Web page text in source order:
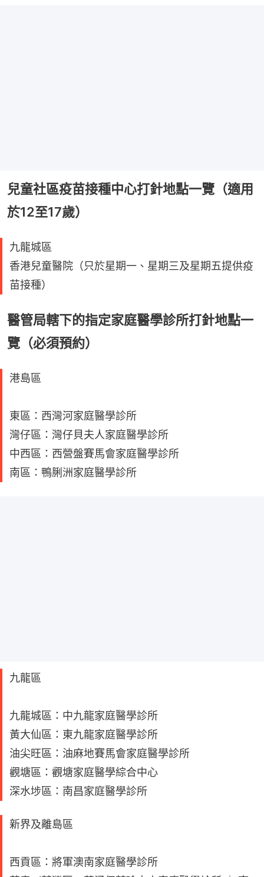
兒童社區疫苗接種中心打針地點一覽（適用
於12至17歲）
九龍城區
香港兒童醫院（只於星期一、星期三及星期五提供疫
苗接種）
醫管局轄下的指定家庭醫學診所打針地點一
覽（必須預約）
港島區
東區：西灣河家庭醫學診所
灣仔區：灣仔貝夫人家庭醫學診所
中西區：西營盤賽馬會家庭醫學診所
南區：鴨脷洲家庭醫學診所
九龍區
九龍城區：中九龍家庭醫學診所
黃大仙區：東九龍家庭醫學診所
油尖旺區：油麻地賽馬會家庭醫學診所
觀塘區：觀塘家庭醫學綜合中心
深水埗區：南昌家庭醫學診所
新界及離島區
西貢區：將軍澳南家庭醫學診所